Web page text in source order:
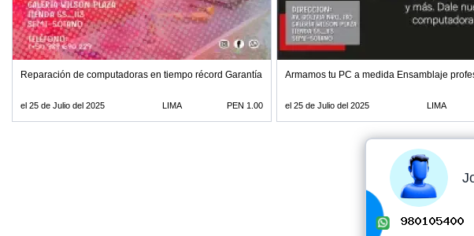
Reparación de computadoras en tiempo récord Garantía incluida
el 25 de Julio del 2025 LIMA PEN 1.00
Armamos tu PC a medida Ensamblaje
el 25 de Julio del 2025 LIMA